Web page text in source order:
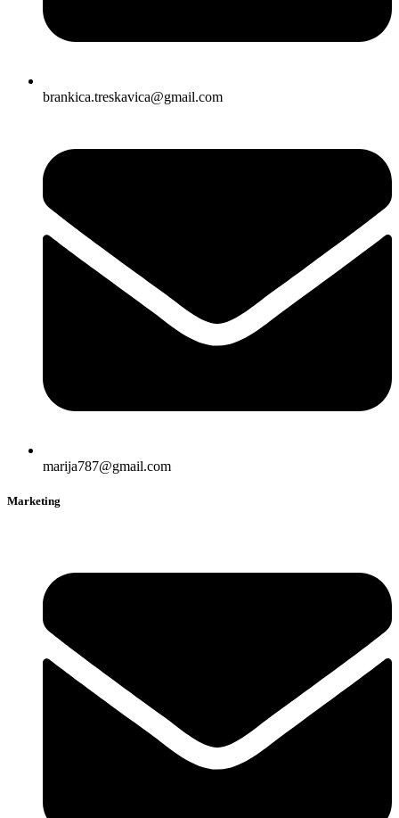
brankica.treskavica@gmail.com
marija787@gmail.com
Marketing